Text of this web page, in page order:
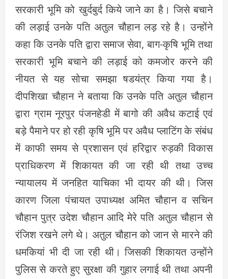
सरकारी भूमि को खुर्दबुर्द किये जाने का है। जिसे बचाने
की लड़ाई उनके पति अतुल चौहान लड़ रहे है। उन्होंने
कहा कि उनके पति द्वारा समाज सेवा, बाग-कृषि भूमि तथा
सरकारी भूमि बचाने की लड़ाई को कमजोर करने की
नीयत से यह सोचा समझा षडयंत्र किया गया है।
दीपशिखा चौहान ने बताया कि उनके पति अतुल चौहान
द्वारा ग्राम नूरपुर पंजनहेडी में बागो की अवैध कटाई एवं
बड़े पैमाने पर हो रही कृषि भूमि पर अवैध प्लाटिंग के संबंध
में काफी समय से प्रशासन एवं हरिद्वार रुड़की विकास
प्राधिकरण में शिकायत की जा रही थी तथा उच्च
न्यायालय में जनहित याचिका भी दायर की थी। जिस
कारण जिला पंचायत उपाध्यक्ष अमित चौहान व सचिन
चौहान पुत्र उदेश चौहान आदि मेरे पति अतुल चौहान से
रंजिश रखने लगे थे। अतुल चौहान को जान से मारने की
धमकियां भी दी जा रही थी। जिसकी शिकायत उन्होंने
पुलिस से करते हुए सुरक्षा की गुहार लगाई थी तथा अपनी